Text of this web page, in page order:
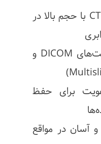
آرشیو خودکار تصاویر CT با حجم بالا در
پشتیبانی از تمام فرمت‌های DICOM و
برای حفظ
و آسان در مواقع